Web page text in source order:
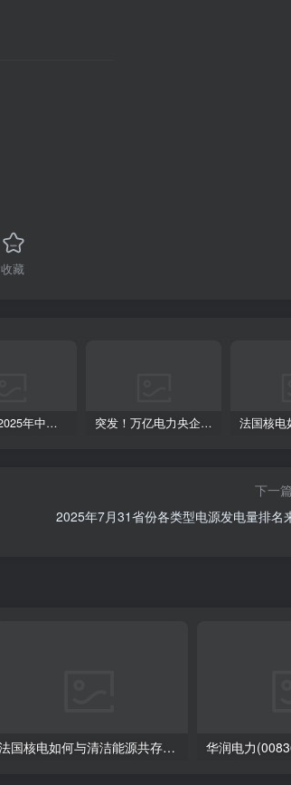
收藏
保变电气2025年中报：净利润同比飙升230.76%，控股股东变更落定 突发！万亿电力央企总经理换人！
下一
2025年7月31省份各类型电源发电量排名
法国核电如何与清洁能源共存？标普：灵活错峰是秘诀